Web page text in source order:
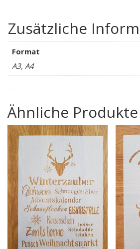
Zusätzliche
Format
A3, A4
Ähnliche Produkte